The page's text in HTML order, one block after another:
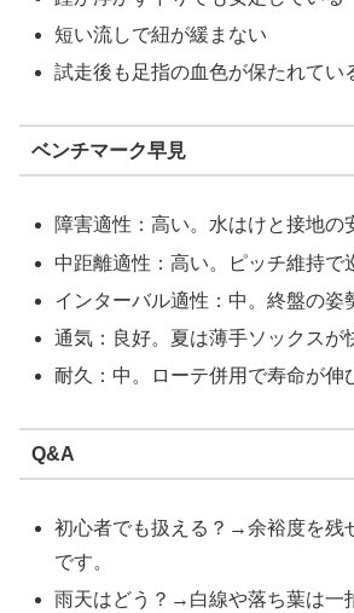
短い流しで紐が緩まない
試走後も足指の血色が保たれてい
ベンチマーク早見
障害適性：高い。水はけと接地の
中距離適性：高い。ピッチ維持で
インターバル適性：中。終盤の姿
通気：良好。夏は薄手ソックスが
耐久：中。ローテ併用で寿命が伸
Q&A
初心者でも扱える？→余裕度を残
です。
雨天はどう？→白線や落ち葉は一